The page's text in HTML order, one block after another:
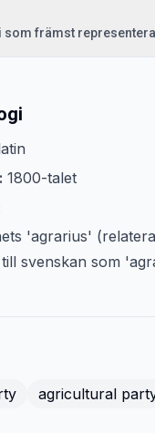
som främst
1800-talet
'agrarius'
svenskan som
agricultural